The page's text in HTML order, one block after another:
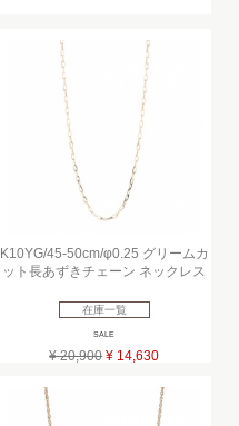
K10YG/45-50cm/φ0.25 グリームカ
ット長あずきチェーン ネックレス
在庫一覧
SALE
¥ 20,900 ¥ 14,630